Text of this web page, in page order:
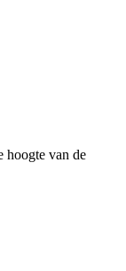
hoogte van de